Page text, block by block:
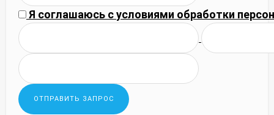
Я соглашаюсь сусловиями обработки